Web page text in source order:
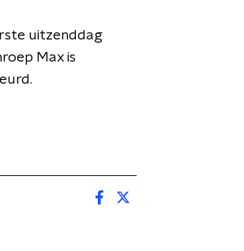
uitzenddag
Max is